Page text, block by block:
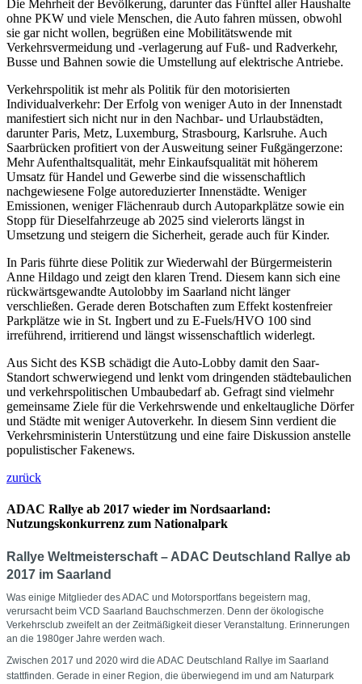
Die Mehrheit der Bevölkerung, darunter das Fünftel aller Haushalte
ohne PKW und viele Menschen, die Auto fahren müssen, obwohl
sie gar nicht wollen, begrüßen eine Mobilitätswende mit
Verkehrsvermeidung und -verlagerung auf Fuß- und Radverkehr,
Busse und Bahnen sowie die Umstellung auf elektrische Antriebe.
Verkehrspolitik ist mehr als Politik für den motorisierten
Individualverkehr: Der Erfolg von weniger Auto in der Innenstadt
manifestiert sich nicht nur in den Nachbar- und Urlaubstädten,
darunter Paris, Metz, Luxemburg, Strasbourg, Karlsruhe. Auch
Saarbrücken profitiert von der Ausweitung seiner Fußgängerzone:
Mehr Aufenthaltsqualität, mehr Einkaufsqualität mit höherem
Umsatz für Handel und Gewerbe sind die wissenschaftlich
nachgewiesene Folge autoreduzierter Innenstädte. Weniger
Emissionen, weniger Flächenraub durch Autoparkplätze sowie ein
Stopp für Dieselfahrzeuge ab 2025 sind vielerorts längst in
Umsetzung und steigern die Sicherheit, gerade auch für Kinder.
In Paris führte diese Politik zur Wiederwahl der Bürgermeisterin
Anne Hildago und zeigt den klaren Trend. Diesem kann sich eine
rückwärtsgewandte Autolobby im Saarland nicht länger
verschließen. Gerade deren Botschaften zum Effekt kostenfreier
Parkplätze wie in St. Ingbert und zu E-Fuels/HVO 100 sind
irreführend, irritierend und längst wissenschaftlich widerlegt.
Aus Sicht des KSB schädigt die Auto-Lobby damit den Saar-
Standort schwerwiegend und lenkt vom dringenden städtebaulichen
und verkehrspolitischen Umbaubedarf ab. Gefragt sind vielmehr
gemeinsame Ziele für die Verkehrswende und enkeltaugliche Dörfer
und Städte mit weniger Autoverkehr. In diesem Sinn verdient die
Verkehrsministerin Unterstützung und eine faire Diskussion anstelle
populistischer Fakenews.
zurück
ADAC Rallye ab 2017 wieder im Nordsaarland:
Nutzungskonkurrenz zum Nationalpark
Rallye Weltmeisterschaft – ADAC Deutschland Rallye ab
2017 im Saarland
Was einige Mitglieder des ADAC und Motorsportfans begeistern mag,
verursacht beim VCD Saarland Bauchschmerzen. Denn der ökologische
Verkehrsclub zweifelt an der Zeitmäßigkeit dieser Veranstaltung. Erinnerungen
an die 1980ger Jahre werden wach.
Zwischen 2017 und 2020 wird die ADAC Deutschland Rallye im Saarland
stattfinden. Gerade in einer Region, die überwiegend im und am Naturpark